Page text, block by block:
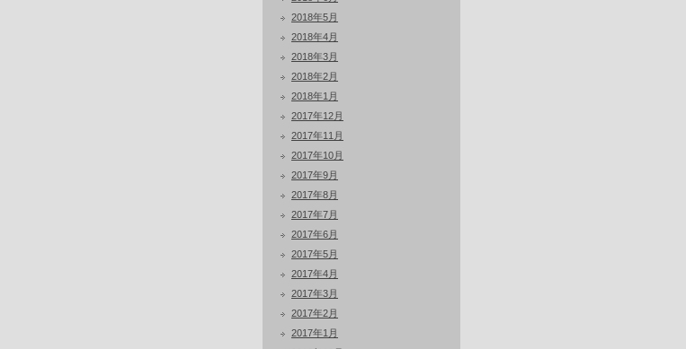
2018年5月
2018年4月
2018年3月
2018年2月
2018年1月
2017年12月
2017年11月
2017年10月
2017年9月
2017年8月
2017年7月
2017年6月
2017年5月
2017年4月
2017年3月
2017年2月
2017年1月